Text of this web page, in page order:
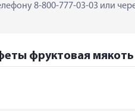
8-800-777-03-03 или
фруктовая мякоть